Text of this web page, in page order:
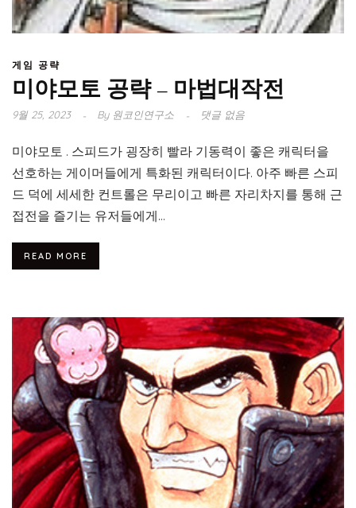
게임 공략
미야모토 공략 – 마법대작전
9월 25, 2023 By원코인연구소 댓글 없음
미야모토 . 스피드가 굉장히 빨라 기동력이 좋은 캐릭터을
선호하는 게이머들에게 특화된 캐릭터이다. 아주 빠른 스피
드 덕에 세세한 컨트롤은 무리이고 빠른 자리차지를 통해 근
접전을 즐기는 유저들에게...
READ MORE